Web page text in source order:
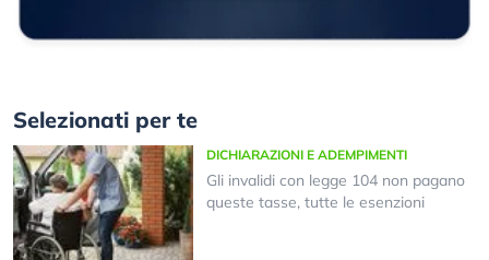
Selezionati per te
DICHIARAZIONI E ADEMPIMENTI
Gli invalidi con legge 104 non pagano
queste tasse, tutte le esenzioni